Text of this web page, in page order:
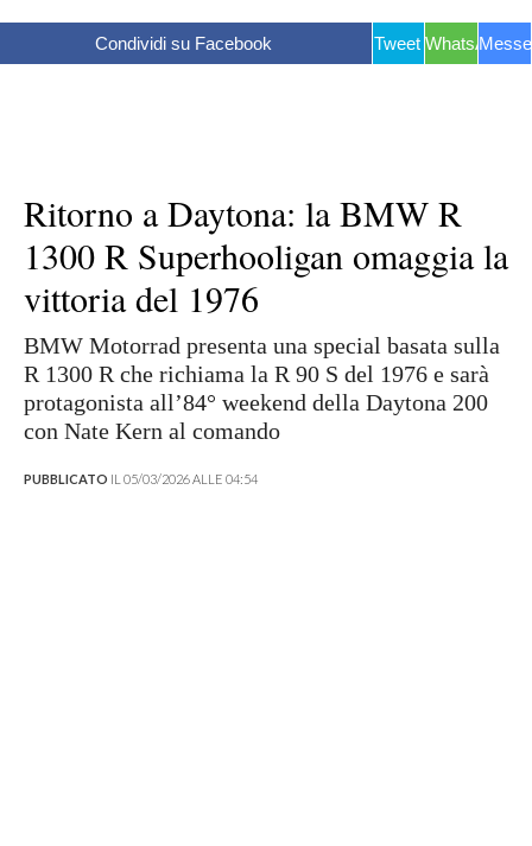
Condividi su Facebook Tweet WhatsApp
Ritorno a Daytona: la BMW R
1300 R Superhooligan omaggia la
vittoria del 1976
BMW Motorrad presenta una special basata sulla
R 1300 R che richiama la R 90 S del 1976 e sarà
protagonista all’84° weekend della Daytona 200
con Nate Kern al comando
PUBBLICATO IL 05/03/2026 ALLE 04:54